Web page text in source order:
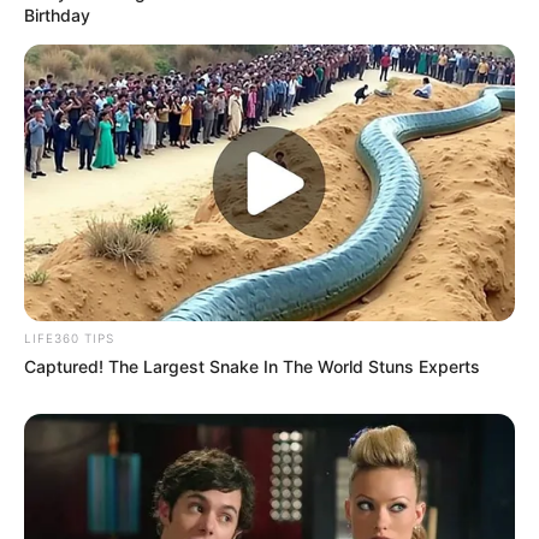
ΑΥΤΟ.
ΠΑΕΙ ΝΑ ΓΙΝΕΙ ΟΙΚΟΝΟΜΙΚΗ ΣΥΝΑΛΛΑΓΗ [ΑΠΟ ΤΟΥΣ
ΑΝΑΠΟΔΟΥΣ], ΝΟΜΙΖΟΝΤΑΣ ΟΤΙ ΘΑ ΣΩΣΟΥΝ ΤΟΝ
ΠΛΟΥΤΟ ΓΙΑ ΑΥΤΟΥΣ. ΑΛΛΑ Ο ΠΛΟΥΤΟΣ ΕΙΝΑΙ ΤΩΝ
ΑΝΘΡΩΠΩΝ ΚΑΙ ΔΕΝ ΦΕΥΓΕΙ ΑΠΟ ΤΗΝ ΓΑΙΑ. ΤΑ
ΠΕΡΙΣΣΟΤΕΡΑ ΟΙΚΗΜΑΤΑ ΠΟΥ ΚΑΤΑΠΟΝΤΙΣΘΗΚΑΝ,
ΑΝΗΚΑΝ ΣΤΙΣ ΤΡΑΠΕΖΕΣ. ΗΤΑΝ ΠΛΕΙΣΤΗΡΙΑΣΜΕΝΑ, ΣΕ
ΠΟΣΟΣΤΟ 80%. ΗΤΑΝ Η ΑΛΛΑΓΗ ΕΝ ΟΨΕΙ ΤΟΥ ΝΕΟΥ
ΧΡΗΜΑΤΟΠΙΣΤΩΤΙΚΟΥ ΣΥΣΤΗΜΑΤΟΣ. ΔΕΝ ΕΧΟΥΝ
ΠΛΕΟΝ ΠΛΟΥΤΟ ΣΤΑ ΧΕΡΙΑ ΤΟΥΣ, ΕΙΝΑΙ ΟΛΟΣ
ΒΡΗΚΑΝ ΟΙ ΦΩΤΕΙΝΟΙ. ΠΟΛΛΟΙ ΑΠΟ ΤΟΥΣ ΛΕΓΟΜΕΝΟΥΣ
ΤΡΑΠΕΖΙΤΕΣ, ΔΕΝ ΖΟΥΝ ΠΙΑ. ΑΥΤΟΚΤΟΝΟΥΝ. ΚΑΠΟΙΟΙ
ΠΟΥ ΓΝΩΡΙΖΟΥΝ ΟΤΙ ΤΟ ΤΕΛΟΣ ΤΟΥΣ ΠΛΗΣΙΑΖΕΙ,
ΑΥΤΟΚΤΟΝΟΥΝ. ΤΑ ΤΣΙΡΑΚΙΑ ΤΟΥΣ, ΠΟΥ ΔΕΝ
ΓΝΩΡΙΖΟΥΝ, ΕΙΝΑΙ ΣΕ ΠΑΝΙΚΟ.
Birthday
LIFE360 TIPS
Captured! The Largest Snake In The World Stuns Experts